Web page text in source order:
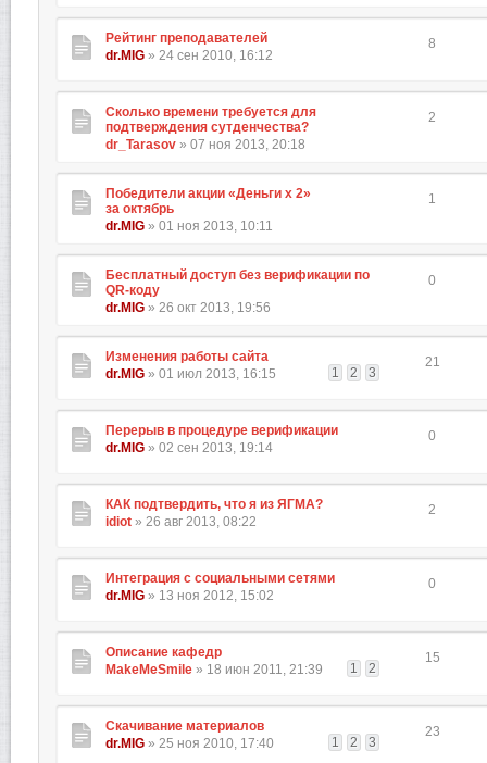
Рейтинг преподавателей
dr.MIG » 24 сен 2010, 16:12
8
Сколько времени требуется для
подтверждения сутденчества?
dr_Tarasov » 07 ноя 2013, 20:18
2
Победители акции «Деньги х 2»
за октябрь
dr.MIG » 01 ноя 2013, 10:11
1
Бесплатный доступ без верификации по
QR-коду
dr.MIG » 26 окт 2013, 19:56
0
Изменения работы сайта
1
2 3
dr.MIG » 01 июл 2013, 16:15
21
Перерыв в процедуре верификации
dr.MIG » 02 сен 2013, 19:14
0
КАК подтвердить, что я из ЯГМА?
idiot » 26 авг 2013, 08:22
2
Интеграция с социальными сетями
dr.MIG » 13 ноя 2012, 15:02
0
Описание кафедр
1
2
MakeMeSmile » 18 июн 2011, 21:39
15
Скачивание материалов
1
2 3
dr.MIG » 25 ноя 2010, 17:40
23